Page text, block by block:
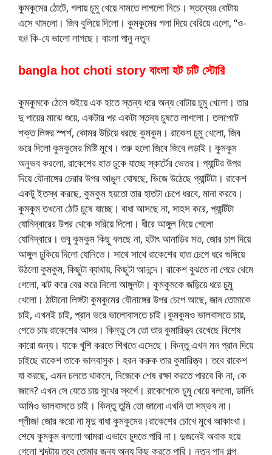
কুমকুমের ঠোটে, গলায় চুমু খেয়ে নামতে লাগলো নিচে। স্তন্যের বোটায়
এসে থামলো। জিব বুলিয়ে দিলো। কুমকুমের গলা দিয়ে বেরিয়ে এলো, “ও-
হঃ! কি-যে ভালো লাগছে। বাংলা পানু নতুন
bangla hot choti story বাংলা হট চটি স্টোরি
কুমকুমকে ঠেলে শুইয়ে এক হাতে স্তন্য ধরে অন্য বোটায় চুমু খেলো। তার
দু পায়ের মাঝে শুয়ে, একটার পর একটা স্তন্য চুষতে লাগলো। তলপেটে
শক্ত লিঙ্গর স্পর্শ, কোমর উচিয়ে ধরছে কুমকুম। রাকেশ চুমু খেলো, জিব
ভরে দিলো কুমকুমের মিষ্টি মুখে। শুরু হলো জিবে জিবে লড়াই। কুমকুম
অনুভব করলো, রাকেশের হাত ঢুকে যাচ্ছে স্কার্টের ভেতর। প্যান্টির উপর
দিয়ে যৌনাঙ্গের চেরার উপর আঙুল ঘোষছে, ভিজে উঠেছে প্যান্টিটা। রাকেশ
একটু ইতস্থ করছে, কুমকুম হয়তো তার হাতটা চেপে ধরবে, মানা করবে।
কুমকুম তখনো ঠোট চুষে যাচ্ছে। বাধা আসছে না, সাহস করে, প্যান্টিটা
যোনিদ্বারের উপর থেকে সরিয়ে দিলো। ধীরে আঙ্গুল নিয়ে গেলো
যোনিদ্বারে। তবু কুমকুম কিছু বলছে না, হটাৎ আনাড়ির মত, জোর চাপ দিয়ে
আঙ্গুল ঢুকিয়ে দিলো যোনিতে। সাথে সাথে রাকেশের হাত চেপে ধরে গুঙ্গিয়ে
উঠলো কুমকুম, কিছুটা ব্যাথায়, কিছুটা আনন্দে। রাকেশ বুঝতে না পেরে থেমে
গেলো, ঝট করে বের করে নিলো আঙ্গুলটা। কুমকুমকে জড়িয়ে ধরে চুমু
খেলো। ঠাটানো লিঙ্গটা কুমকুমের যৌনাঙ্গের উপর চেপে আছে, জান তোমাকে
চাই, এখনই চাই, প্রান ভরে ভালোবাসতে চাই।কুমকুমও ভালবাসতে চায়,
পেতে চায় রাকেশের আদর। কিন্তু সে তো তার কুমারিত্ত্ব রেখেছে বিশেষ
কারো জন্য। যাকে খুশি করতে শিখতে এসেছে। কিন্তু এখন মন প্রান দিয়ে
চাইছে রাকেশ তাকে ভালবাসুক। হরন করুক তার কুমারিত্ত্ব। তবে রাকেশ
যা করছে, এমন চলতে থাকলে, নিজেকে শেষ রক্ষা করতে পারবে কি না, কে
জানে? এখন সে যেতে চায় সুখের স্বর্গে। রাকেশেকে চুমু খেয়ে বললো, ডার্লিং
আমিও ভালবাসতে চাই। কিন্তু তুমি তো জানো এখনি তা সম্ভব না।
প্লীজ! জোর করো না মৃদু বাধা কুমকুমের।রাকেশের চোখে মুখে আকাংখা।
শেষে কুমকুম বললো আমরা এভাবে চুদতে পারি না। দুজনেই অবাক হয়ে
গেলো শব্দটায় তবে তোমার জন্য অন্য কিছু করতে পারি। নতুন পানু গল্প